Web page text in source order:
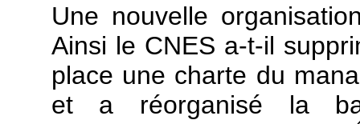
Une nouvelle
Ainsi le CNES a-t-il
place une charte du
et a réorganisé la